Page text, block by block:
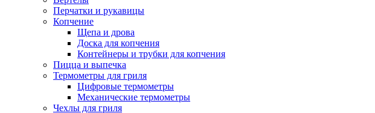
Перчатки и рукавицы
Копчение
Щепа и дрова
Доска для копчения
Контейнеры и трубки для копчения
Пицца и выпечка
Термометры для гриля
Цифровые термометры
Механические термометры
Чехлы для гриля